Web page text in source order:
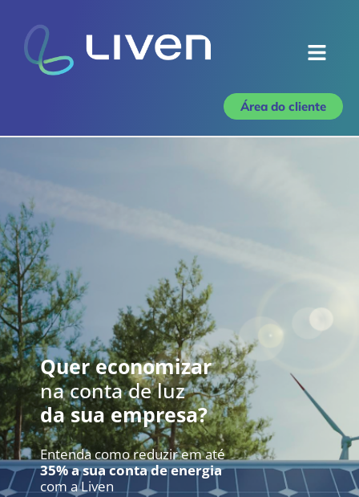
Área do cliente
Quer economizar
na conta de luz
da sua empresa?
Entenda como reduzir em até
35% a sua conta de energia
com a Liven